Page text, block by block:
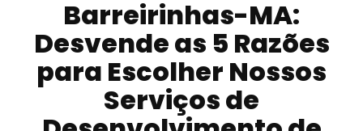
Barreirinhas-MA:
Desvende as 5 Razões
para Escolher Nossos
Serviços de